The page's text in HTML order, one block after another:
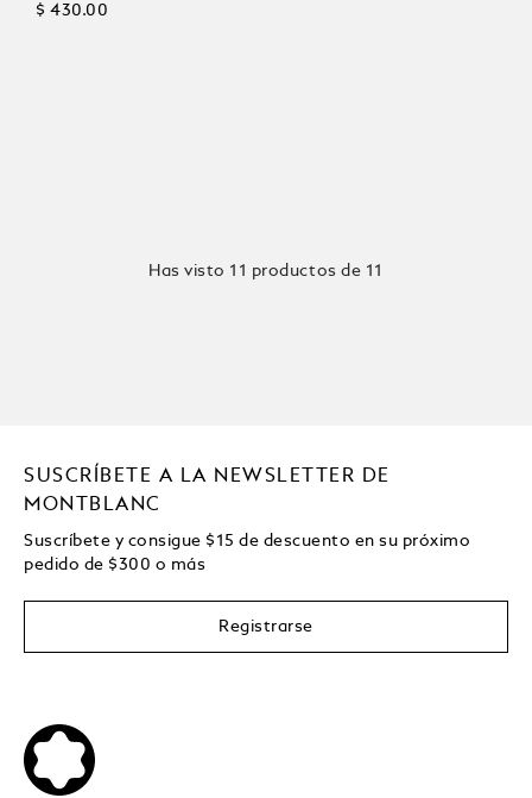
$ 430.00
Has visto 11 productos de 11
SUSCRÍBETE A LA NEWSLETTER DE
MONTBLANC
Suscríbete y consigue $15 de descuento en su próximo
pedido de $300 o más
Registrarse